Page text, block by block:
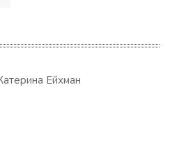
Ейхман